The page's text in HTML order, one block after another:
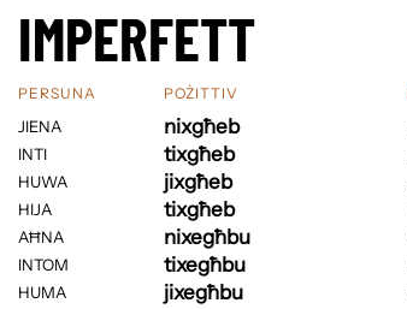
IMPERFETT
PERSUNA
JIENA
INTI
HUWA
HIJA
AĦNA
INTOM
HUMA
POŻITTIV
nixgħeb
tixgħeb
jixgħeb
tixgħeb
nixegħbu
tixegħbu
jixegħbu